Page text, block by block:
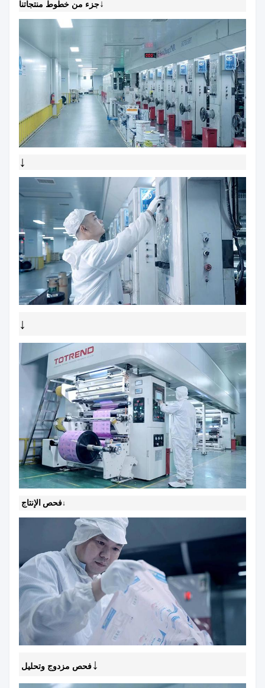
↓جزء من خطوط منتجاتنا
↓
↓
↓فحص الإنتاج
↓فحص مزدوج وتحليل